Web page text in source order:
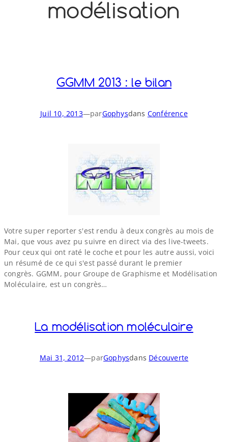
o y S
modélisation
GGMM 2013 : le bilan
Juil 10, 2013—parGophysdans Conférence
Votre super reporter s'est rendu à deux congrès au mois de
Mai, que vous avez pu suivre en direct via des live-​tweets.
Pour ceux qui ont raté le coche et pour les autre aussi, voici
un résumé de ce qui s'est passé durant le premier
congrès. GGMM, pour Groupe de Graphisme et Modélisation
Moléculaire, est un congrès…
La modélisation moléculaire
Mai 31, 2012—parGophysdans Découverte